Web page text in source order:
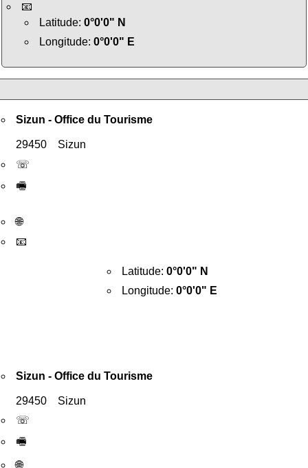
📧
Latitude: 0°0'0" N
Longitude: 0°0'0" E
Sizun - Office du Tourisme
29450 Sizun
☏
🖷
🌐
📧
Latitude: 0°0'0" N
Longitude: 0°0'0" E
Sizun - Office du Tourisme
29450 Sizun
☏
🖷
🌐